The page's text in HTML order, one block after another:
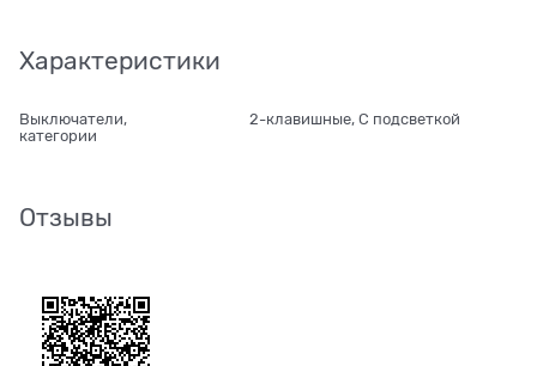
Характеристики
Выключатели,
категории
2-клавишные, С подсветкой
Отзывы